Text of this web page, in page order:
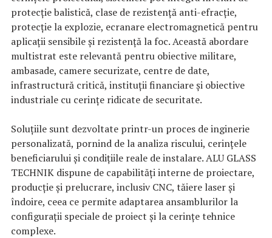
protecție balistică, clase de rezistență anti-efracție,
protecție la explozie, ecranare electromagnetică pentru
aplicații sensibile și rezistență la foc. Această abordare
multistrat este relevantă pentru obiective militare,
ambasade, camere securizate, centre de date,
infrastructură critică, instituții financiare și obiective
industriale cu cerințe ridicate de securitate.
Soluțiile sunt dezvoltate printr-un proces de inginerie
personalizată, pornind de la analiza riscului, cerințele
beneficiarului și condițiile reale de instalare. ALU GLASS
TECHNIK dispune de capabilități interne de proiectare,
producție și prelucrare, inclusiv CNC, tăiere laser și
îndoire, ceea ce permite adaptarea ansamblurilor la
configurații speciale de proiect și la cerințe tehnice
complexe.